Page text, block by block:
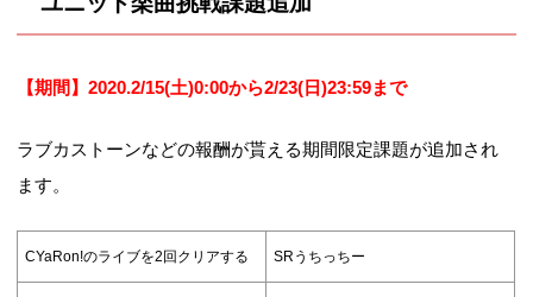
【期間】2020.2/15(土)0:00から2/23(日)23:59まで
ラブカストーンなどの報酬が貰える期間限定課題が追加され
ます。
CYaRon!のライブを2回クリアする SRうちっちー